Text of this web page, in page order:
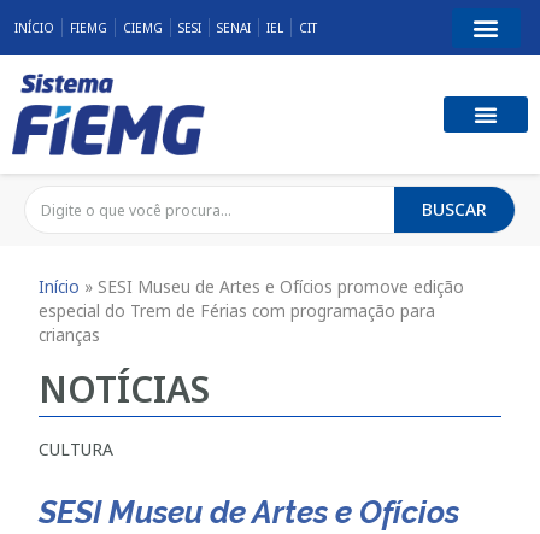
INÍCIO FIEMG CIEMG SESI SENAI IEL CIT
BUSCAR
Início » SESI Museu de Artes e Ofícios promove edição
especial do Trem de Férias com programação para
crianças
NOTÍCIAS
CULTURA
SESI Museu de Artes e Ofícios